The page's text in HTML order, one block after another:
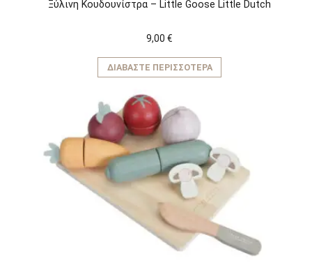
Ξύλινη Κουδουνίστρα – Little Goose Little Dutch
9,00 €
ΔΙΑΒΆΣΤΕ ΠΕΡΙΣΣΌΤΕΡΑ